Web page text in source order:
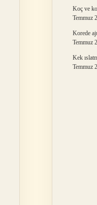
Koç ve
Temmuz
Korede
Temmuz
Kek
Temmuz